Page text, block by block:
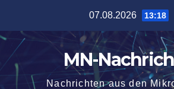
springen
07.08.2026 13:18
MN-
Nachrichten aus den